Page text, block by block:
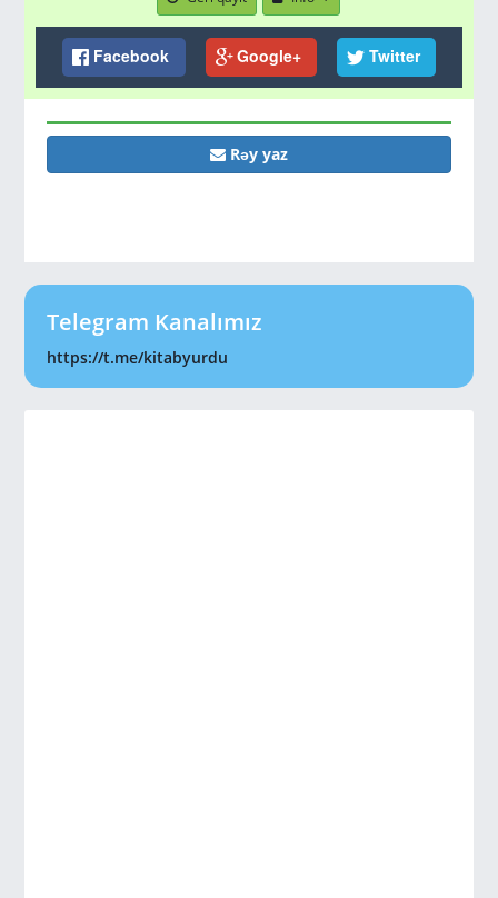
Facebook Google+ Twitter
Rəy yaz
Telegram Kanalımız
https://t.me/kitabyurdu